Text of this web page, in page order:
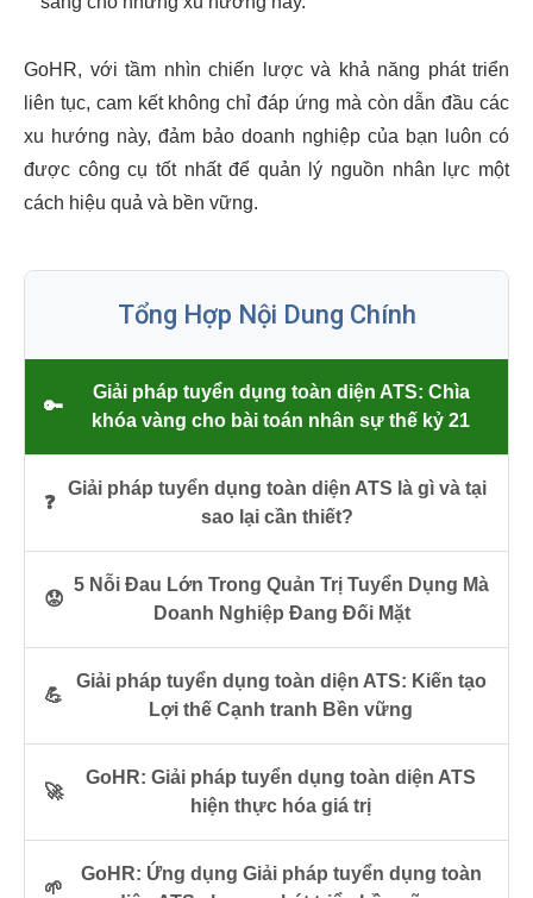
GoHR, với tầm nhìn chiến lược và khả năng phát triển
liên tục, cam kết không chỉ đáp ứng mà còn dẫn đầu các
xu hướng này, đảm bảo doanh nghiệp của bạn luôn có
được công cụ tốt nhất để quản lý nguồn nhân lực một
cách hiệu quả và bền vững.
Tổng Hợp Nội Dung Chính
🔑
Giải pháp tuyển dụng toàn diện ATS: Chìa
khóa vàng cho bài toán nhân sự thế kỷ 21
❓
Giải pháp tuyển dụng toàn diện ATS là gì và tại
sao lại cần thiết?
😟
5 Nỗi Đau Lớn Trong Quản Trị Tuyển Dụng Mà
Doanh Nghiệp Đang Đối Mặt
💪
Giải pháp tuyển dụng toàn diện ATS: Kiến tạo
Lợi thế Cạnh tranh Bền vững
🚀
GoHR: Giải pháp tuyển dụng toàn diện ATS
hiện thực hóa giá trị
🌱
GoHR: Ứng dụng Giải pháp tuyển dụng toàn